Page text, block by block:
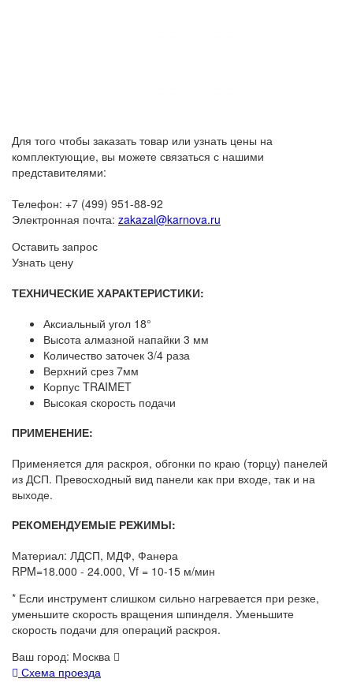
Для того чтобы заказать товар или узнать цены на
комплектующие, вы можете связаться с нашими
представителями:
Телефон: +7 (499) 951-88-92
Электронная почта: zakazal@karnova.ru
Оставить запрос
Узнать цену
ТЕХНИЧЕСКИЕ ХАРАКТЕРИСТИКИ:
Аксиальный угол 18°
Высота алмазной напайки 3 мм
Количество заточек 3/4 раза
Верхний срез 7мм
Корпус TRAIMET
Высокая скорость подачи
ПРИМЕНЕНИЕ:
Применяется для раскроя, обгонки по краю (торцу) панелей
из ДСП. Превосходный вид панели как при входе, так и на
выходе.
РЕКОМЕНДУЕМЫЕ РЕЖИМЫ:
Материал: ЛДСП, МДФ, Фанера
RPM=18.000 - 24.000, Vf = 10-15 м/мин
* Если инструмент слишком сильно нагревается при резке,
уменьшите скорость вращения шпинделя. Уменьшите
скорость подачи для операций раскроя.
Ваш город: Москва
Схема проезда